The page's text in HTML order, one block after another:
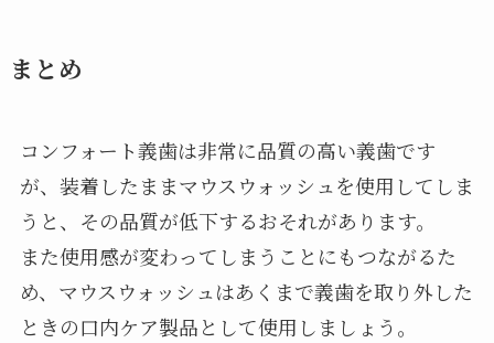
まとめ
コンフォート義歯は非常に品質の高い義歯です
が、装着したままマウスウォッシュを使用してしま
うと、その品質が低下するおそれがあります。
また使用感が変わってしまうことにもつながるた
め、マウスウォッシュはあくまで義歯を取り外した
ときの口内ケア製品として使用しましょう。